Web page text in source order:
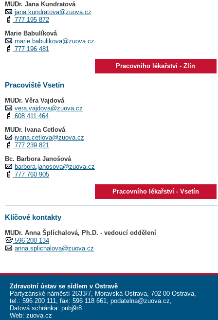
MUDr. Jana Kundratová
jana.kundratova@zuova.cz
777 195 872
Marie Babulíková
marie.babulikova@zuova.cz
777 196 481
Pracovního lékařství - Zlín
Pracoviště Vsetín
MUDr. Věra Vajdová
vera.vajdova@zuova.cz
608 411 464
MUDr. Ivana Cetlová
ivana.cetlova@zuova.cz
777 239 821
Bc. Barbora Janošová
barbora.janosova@zuova.cz
777 760 905
Pracovního lékařství - Vsetín
Klíčové kontakty
MUDr. Anna Šplíchalová, Ph.D. - vedoucí oddělení
596 200 134
anna.splichalova@zuova.cz
Zdravotní ústav se sídlem v Ostravě
Partyzánské náměstí 2633/7, Moravská Ostrava, 702 00 Ostrava,
tel.: 596 200 111, fax: 596 118 661, podatelna@zuova.cz,
Datová schránka: pubj9r8
Web: zuova.cz